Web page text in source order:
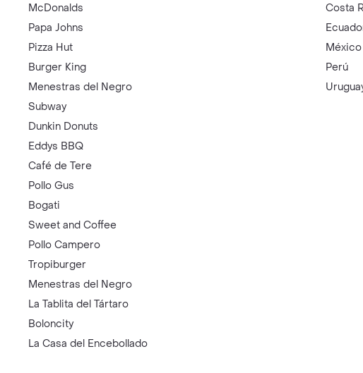
McDonalds
Papa Johns
Pizza Hut
Burger King
Menestras del Negro
Subway
Dunkin Donuts
Eddys BBQ
Café de Tere
Pollo Gus
Bogati
Sweet and Coffee
Pollo Campero
Tropiburger
Menestras del Negro
La Tablita del Tártaro
Boloncity
La Casa del Encebollado
Costa
México
Perú